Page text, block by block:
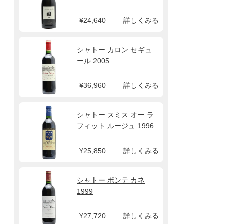
¥24,640 詳しくみる
シャトー カロン セギュ
ール 2005
¥36,960 詳しくみる
シャトー スミス オー ラ
フィット ルージュ 1996
¥25,850 詳しくみる
シャトー ポンテ カネ
1999
¥27,720 詳しくみる